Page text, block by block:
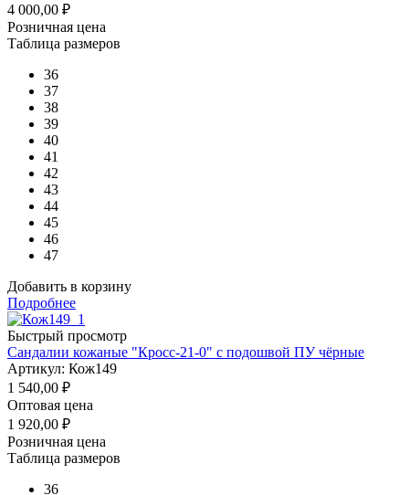
4 000,00 ₽
Розничная цена
Таблица размеров
36
37
38
39
40
41
42
43
44
45
46
47
Добавить в корзину
Подробнее
Быстрый просмотр
Сандалии кожаные "Кросс-21-0" с подошвой ПУ чёрные
Артикул: Кож149
1 540,00 ₽
Оптовая цена
1 920,00 ₽
Розничная цена
Таблица размеров
36